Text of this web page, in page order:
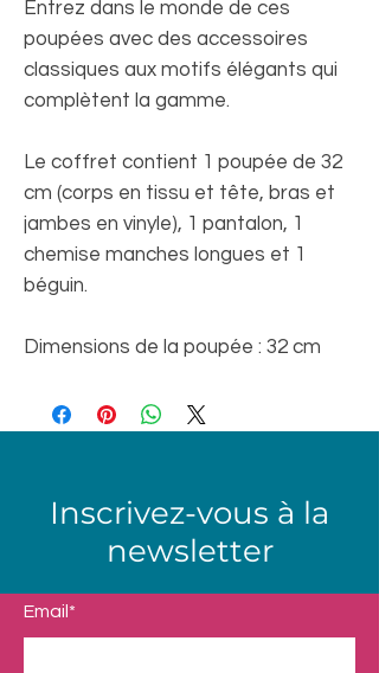
Entrez dans le monde de ces
poupées avec des accessoires
classiques aux motifs élégants qui
complètent la gamme.
Le coffret contient 1 poupée de 32
cm (corps en tissu et tête, bras et
jambes en vinyle), 1 pantalon, 1
chemise manches longues et 1
béguin.
Dimensions de la poupée : 32 cm
Inscrivez-vous à la
newsletter
Email*